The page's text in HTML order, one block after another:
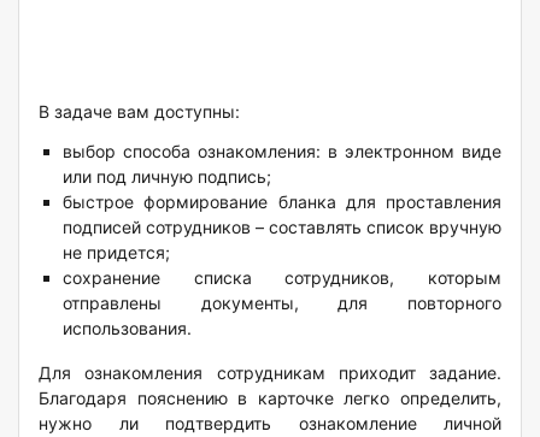
В задаче вам доступны:
выбор способа ознакомления: в электронном виде
или под личную подпись;
быстрое формирование бланка для проставления
подписей сотрудников – составлять список вручную
не придется;
сохранение списка сотрудников, которым
отправлены документы, для повторного
использования.
Для ознакомления сотрудникам приходит задание.
Благодаря пояснению в карточке легко определить,
нужно ли подтвердить ознакомление личной